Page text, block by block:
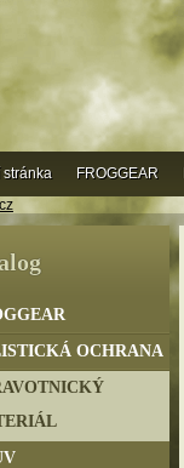
OCHRANA
stránka FROGGEAR